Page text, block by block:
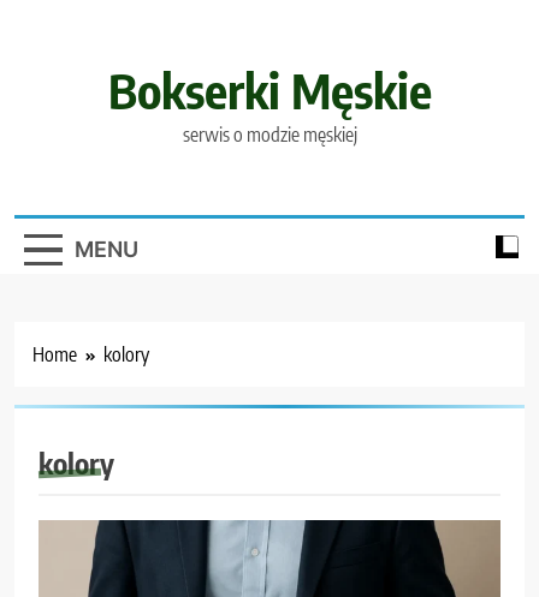
Bokserki Męskie
serwis o modzie męskiej
MENU
Home kolory
kolory